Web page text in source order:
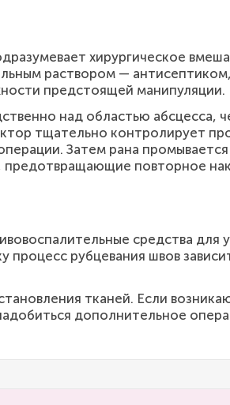
хирургическое
раствором —
предстоящей манипуляции.
над областью абсцесса,
тщательно контролирует
Затем рана промывается
предотвращающие повторное
средства для
рубцевания швов
тканей. Если
дополнительное